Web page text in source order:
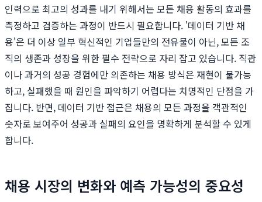
인력으로 최고의 성과를 내기 위해서는 모든 채용 활동의 효과를
측정하고 검증하는 과정이 반드시 필요합니다. '데이터 기반 채
용'은 더 이상 일부 혁신적인 기업들만의 전유물이 아닌, 모든 조
직의 생존과 성장을 위한 필수 전략으로 자리 잡고 있습니다. 직관
이나 과거의 성공 경험에만 의존하는 채용 방식은 재현이 불가능
하고, 실패했을 때 원인을 파악하기 어렵다는 치명적인 단점을 가
집니다. 반면, 데이터 기반 접근은 채용의 모든 과정을 객관적인
숫자로 보여주어 성공과 실패의 요인을 명확하게 분석할 수 있게
합니다.
채용 시장의 변화와 예측 가능성의 중요성